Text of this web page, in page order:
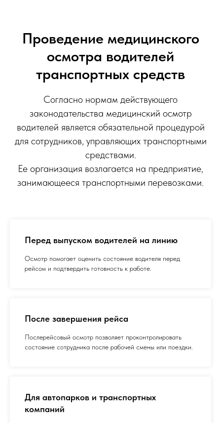
Проведение медицинского
осмотра водителей
транспортных средств
Согласно нормам действующего
законодательства медицинский осмотр
водителей является обязательной процедурой
для сотрудников, управляющих транспортными
средствами.
Ее организация возлагается на предприятие,
занимающееся транспортными перевозками.
Перед выпуском водителей на линию
Осмотр помогает оценить состояние водителя перед
рейсом и подтвердить готовность к работе.
После завершения рейса
Послерейсовый осмотр позволяет проконтролировать
состояние сотрудника после рабочей смены или поездки.
Для автопарков и транспортных
компаний